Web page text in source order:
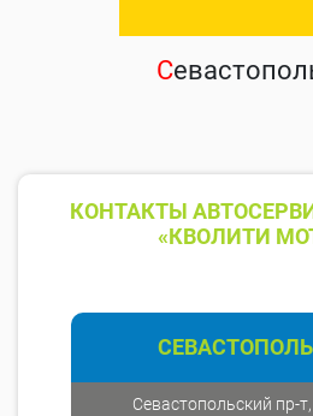
С
КОНТАКТЫ
«КВОЛИТИ
Севастопольский пр-